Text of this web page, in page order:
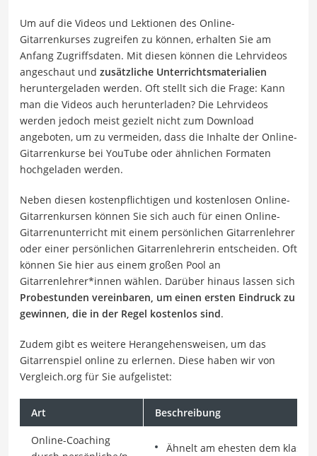
Um auf die Videos und Lektionen des Online-
Gitarrenkurses zugreifen zu können, erhalten Sie am
Anfang Zugriffsdaten. Mit diesen können die Lehrvideos
angeschaut und zusätzliche Unterrichtsmaterialien
heruntergeladen werden. Oft stellt sich die Frage: Kann
man die Videos auch herunterladen? Die Lehrvideos
werden jedoch meist gezielt nicht zum Download
angeboten, um zu vermeiden, dass die Inhalte der Online-
Gitarrenkurse bei YouTube oder ähnlichen Formaten
hochgeladen werden.
Neben diesen kostenpflichtigen und kostenlosen Online-
Gitarrenkursen können Sie sich auch für einen Online-
Gitarrenunterricht mit einem persönlichen Gitarrenlehrer
oder einer persönlichen Gitarrenlehrerin entscheiden. Oft
können Sie hier aus einem großen Pool an
Gitarrenlehrer*innen wählen. Darüber hinaus lassen sich
Probestunden vereinbaren, um einen ersten Eindruck zu
gewinnen, die in der Regel kostenlos sind.
Zudem gibt es weitere Herangehensweisen, um das
Gitarrenspiel online zu erlernen. Diese haben wir von
Vergleich.org für Sie aufgelistet:
Art Beschreibung
Online-Coaching
Ähnelt am ehesten dem